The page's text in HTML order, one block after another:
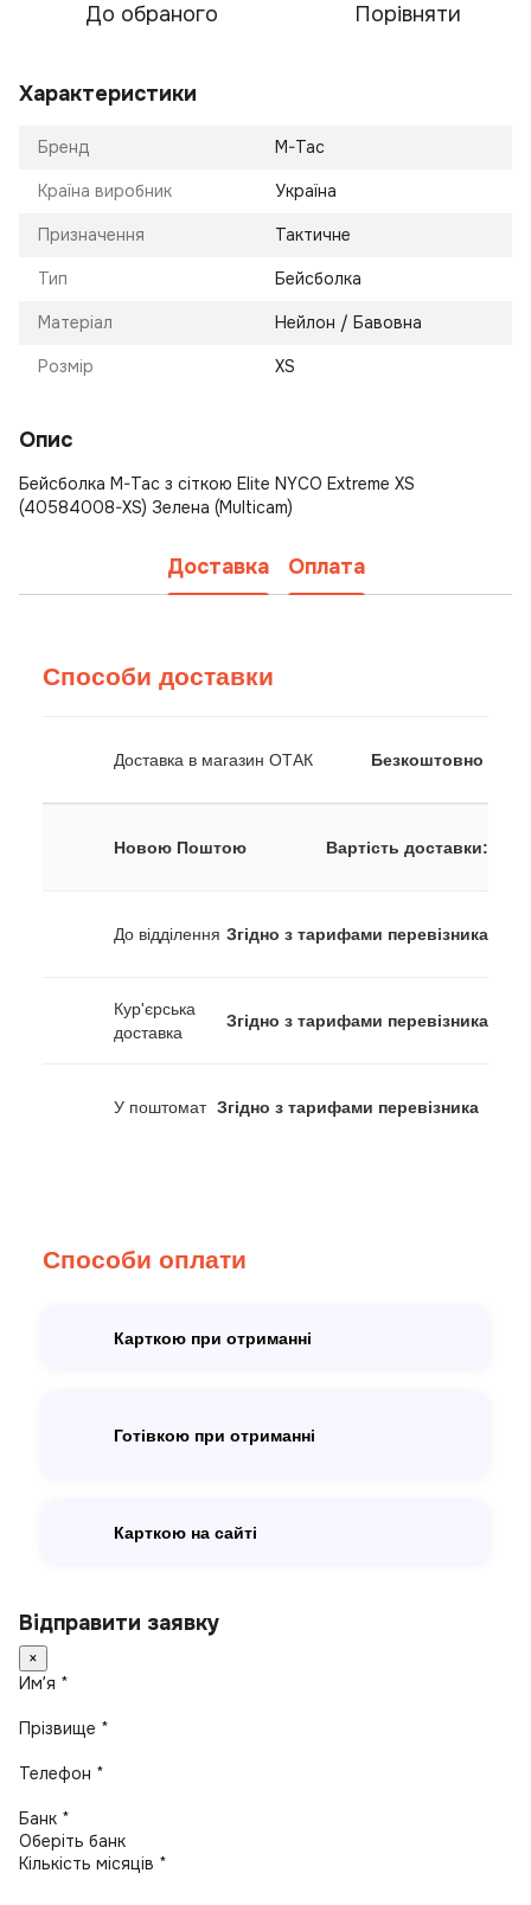
До обраного Порівняти
Характеристики
Бренд M-Tac
Країна виробник Україна
Призначення Тактичне
Тип Бейсболка
Матеріал Нейлон / Бавовна
Розмір XS
Опис
Бейсболка M-Tac з сіткою Elite NYCO Extreme XS
(40584008-XS) Зелена (Multicam)
Доставка Оплата
Способи доставки
Доставка в магазин ОТАК Безкоштовно
Новою Поштою Вартість доставки:
До відділення Згідно з тарифами перевізника
Кур'єрська
доставка
Згідно з тарифами перевізника
У поштомат Згідно з тарифами перевізника
Способи оплати
Карткою при отриманні
Готівкою при отриманні
Карткою на сайті
Відправити заявку
×
Имʼя *
Прізвище *
Телефон *
Банк *
Кількість місяців *